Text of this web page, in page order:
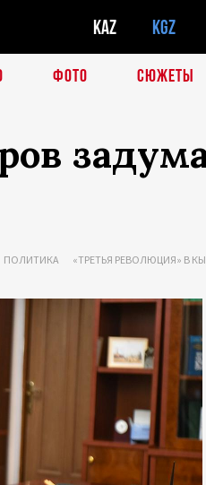
KAZ KGZ
ФОТО СЮЖЕТЫ
ПОЛИТИКА «ТРЕТЬЯ РЕВОЛЮЦИЯ» В